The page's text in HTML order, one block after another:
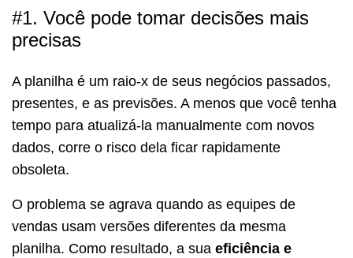
#1. Você pode tomar decisões mais
precisas
A planilha é um raio-x de seus negócios passados,
presentes, e as previsões. A menos que você tenha
tempo para atualizá-la manualmente com novos
dados, corre o risco dela ficar rapidamente
obsoleta.
O problema se agrava quando as equipes de
vendas usam versões diferentes da mesma
planilha. Como resultado, a sua eficiência e